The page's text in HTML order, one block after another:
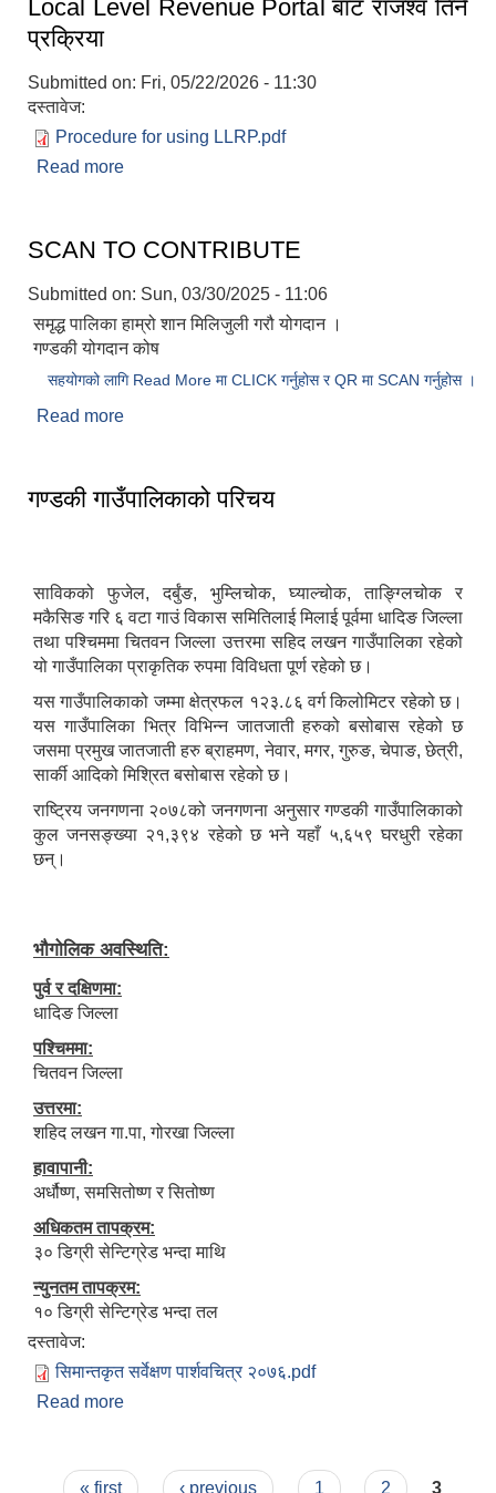
Local Level Revenue Portal बाट राजश्व तिर्ने
प्रक्रिया
Submitted on: Fri, 05/22/2026 - 11:30
दस्तावेज:
Procedure for using LLRP.pdf
Read more
SCAN TO CONTRIBUTE
Submitted on: Sun, 03/30/2025 - 11:06
समृद्ध पालिका हाम्रो शान मिलिजुली गरौ योगदान ।
गण्डकी योगदान कोष
सहयोगको लागि Read More मा CLICK गर्नुहोस र QR मा SCAN गर्नुहोस ।
Read more
गण्डकी गाउँपालिकाको परिचय
साविकको फुजेल, दर्बुंङ, भुम्लिचोक, घ्याल्चोक, ताङ्ग्लिचोक र
मकैसिङ गरि ६ वटा गाउं विकास समितिलाई मिलाई पूर्वमा धादिङ जिल्ला
तथा पश्चिममा चितवन जिल्ला उत्तरमा सहिद लखन गाउँपालिका रहेको
‌‌यो गाउँपालिका प्राकृतिक ‌‌रुपमा ‌‌विविधता पूर्ण रहेको छ।
यस गाउँपालिकाको जम्मा क्षेत्रफल १२३.८६ वर्ग किलोमिटर रहेको छ।
यस गाउँपालिका भित्र विभिन्न जातजाती हरुको बसोबास रहेको छ
जसमा प्रमुख जातजाती हरु ब्राहमण, नेवार, मगर, गुरुङ, चेपाङ, छेत्री,
सार्की आदिको मिश्रित बसोबास रहेको छ।
राष्ट्रिय जनगणना २०७८को जनगणना अनुसार गण्डकी गाउँपालिकाको
कुल जनसङ्ख्या २१,३९४ रहेको छ भने यहाँ ५,६५९ घरधुरी रहेका
छन्।
भौगोलिक अवस्थिति:
पुर्व र दक्षिणमा:
धादिङ जिल्ला
पश्चिममा:
चितवन जिल्ला
उत्तरमा:
शहिद लखन गा.पा, गोरखा जिल्ला
हावापानी:
अर्धौष्ण, समसितोष्ण र सितोष्ण
अधिकतम तापक्रम:
३० डिग्री सेन्टिग्रेड भन्दा माथि
न्युनतम तापक्रम:
१० डिग्री सेन्टिग्रेड भन्दा तल
दस्तावेज:
सिमान्तकृत सर्वेक्षण पार्शवचित्र २०७६.pdf
Read more
« first ‹ previous 1 2
3